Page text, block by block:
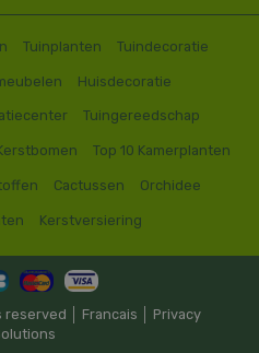
Tuinplanten Tuindecoratie
Huisdecoratie
Tuingereedschap
Top 10 Kamerplanten
Cactussen Orchidee
Kerstversiering
│ Francais
Privacy